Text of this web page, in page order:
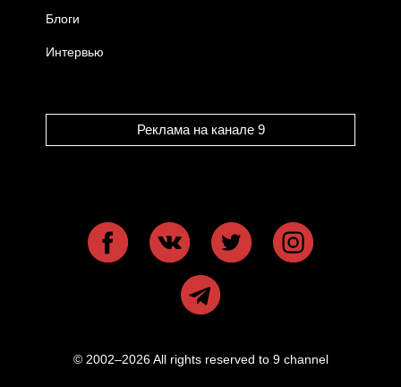
Блоги
Интервью
Реклама на канале 9
© 2002–2026 All rights reserved to 9 channel